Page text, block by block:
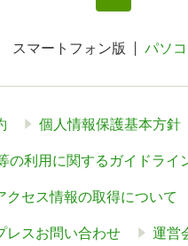
スマートフォン版 パソ
個人情報保護基本方針
の利用に関するガイドライ
クセス情報の取得について
レスお問い合わせ 運営